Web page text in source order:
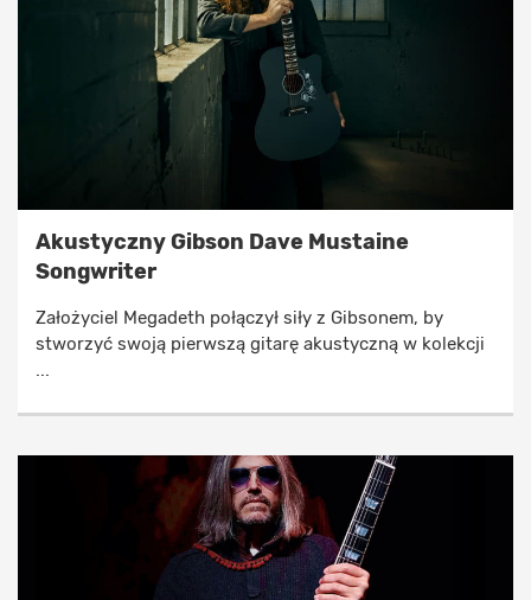
Akustyczny Gibson Dave Mustaine
Songwriter
Założyciel Megadeth połączył siły z Gibsonem, by
stworzyć swoją pierwszą gitarę akustyczną w kolekcji
...